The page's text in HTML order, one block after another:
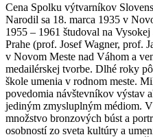
Cena Spolku výtvarníkov
Narodil sa 18. marca 1935 v
1955 – 1961 študoval na
Prahe (prof. Josef Wagner, prof.
v Novom Meste nad Váhom a
medailérskej tvorbe. Dlhé roky
škole umenia v rodnom meste.
povedomia návštevníkov výstav
jediným zmysluplným médiom.
množstvo bronzových búst a
osobností zo sveta kultúry a